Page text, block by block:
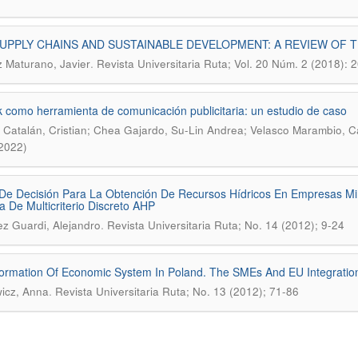
CHAINS AND SUSTAINABLE DEVELOPMENT: A REVIEW OF
Maturano, Javier. Revista Universitaria Ruta; Vol. 20 Núm. 2 (2018):
como herramienta de comunicación publicitaria: un estudio de caso
Cristian; Chea Gajardo, Su-Lin Andrea; Velasco Marambio,
Decisión Para La Obtención De Recursos Hídricos En Empresas
De Multicriterio Discreto AHP
Guardi, Alejandro. Revista Universitaria Ruta; No. 14 (2012); 9-24
Of Economic System In Poland. The SMEs And EU
Anna. Revista Universitaria Ruta; No. 13 (2012); 71-86